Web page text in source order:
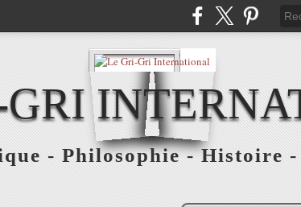
- Philosophie - Histoire -